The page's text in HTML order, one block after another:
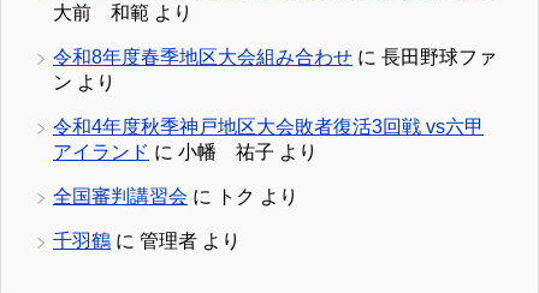
大前 和範 より
令和8年度春季地区大会組み合わせ に 長田野球ファ
ン より
令和4年度秋季神戸地区大会敗者復活3回戦 vs六甲
アイランド に 小幡 祐子 より
全国審判講習会 に トク より
千羽鶴 に 管理者 より